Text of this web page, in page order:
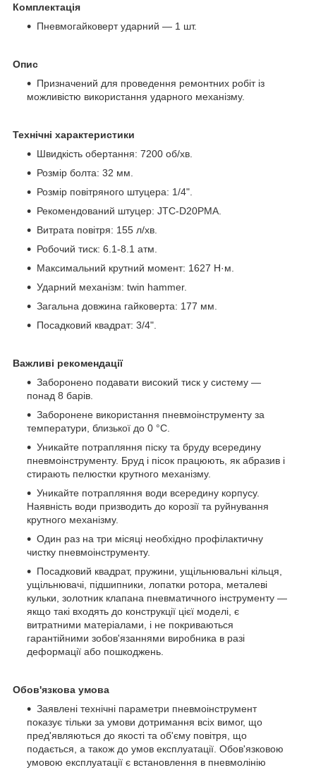
Комплектація
Пневмогайковерт ударний — 1 шт.
Опис
Призначений для проведення ремонтних робіт із
можливістю використання ударного механізму.
Технічні характеристики
Швидкість обертання: 7200 об/хв.
Розмір болта: 32 мм.
Розмір повітряного штуцера: 1/4".
Рекомендований штуцер: JTC-D20PMA.
Витрата повітря: 155 л/хв.
Робочий тиск: 6.1-8.1 атм.
Максимальний крутний момент: 1627 Н·м.
Ударний механізм: twin hammer.
Загальна довжина гайковерта: 177 мм.
Посадковий квадрат: 3/4".
Важливі рекомендації
Заборонено подавати високий тиск у систему —
понад 8 барів.
Заборонене використання пневмоінструменту за
температури, близької до 0 °C.
Уникайте потрапляння піску та бруду всередину
пневмоінструменту. Бруд і пісок працюють, як абразив і
стирають пелюстки крутного механізму.
Уникайте потрапляння води всередину корпусу.
Наявність води призводить до корозії та руйнування
крутного механізму.
Один раз на три місяці необхідно профілактичну
чистку пневмоінструменту.
Посадковий квадрат, пружини, ущільнювальні кільця,
ущільнювачі, підшипники, лопатки ротора, металеві
кульки, золотник клапана пневматичного інструменту —
якщо такі входять до конструкції цієї моделі, є
витратними матеріалами, і не покриваються
гарантійними зобов'язаннями виробника в разі
деформації або пошкоджень.
Обов'язкова умова
Заявлені технічні параметри пневмоінструмент
показує тільки за умови дотримання всіх вимог, що
пред'являються до якості та об'єму повітря, що
подається, а також до умов експлуатації. Обов'язковою
умовою експлуатації є встановлення в пневмолінію